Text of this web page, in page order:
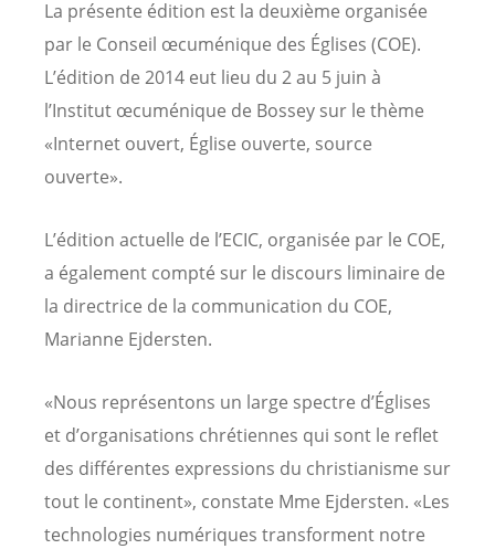
La présente édition est la deuxième organisée
par le Conseil œcuménique des Églises (COE).
L’édition de 2014 eut lieu du 2 au 5 juin à
l’Institut œcuménique de Bossey sur le thème
«Internet ouvert, Église ouverte, source
ouverte».
L’édition actuelle de l’ECIC, organisée par le COE,
a également compté sur le discours liminaire de
la directrice de la communication du COE,
Marianne Ejdersten.
«Nous représentons un large spectre d’Églises
et d’organisations chrétiennes qui sont le reflet
des différentes expressions du christianisme sur
tout le continent», constate Mme Ejdersten. «Les
technologies numériques transforment notre